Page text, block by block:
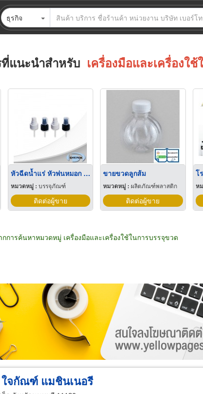
ธุรกิจ
แนะนำสำหรับ เครื่องมือและเครื่องใ
หัวฉีดน้ำแร่ หัวพ่นหมอก Mist Sprayer
หมวดหมู่ : บรรจุภัณฑ์
ติดต่อผู้ขาย
ขายขวดลูกส้ม
หมวดหมู่ : ผลิตภัณฑ์พลาสติก
ติดต่อผู้ขาย
ห
การค้นหาหมวดหมู่ เครื่องมือและเครื่องใช้ในการบรรจุขวด
ผู้ผลิต ตัวแทนจัดจำหน่าย ผู้ส่งออก/นำเข้า ธุรกิจบ
จกัณฑ์ แมชินเนอรี